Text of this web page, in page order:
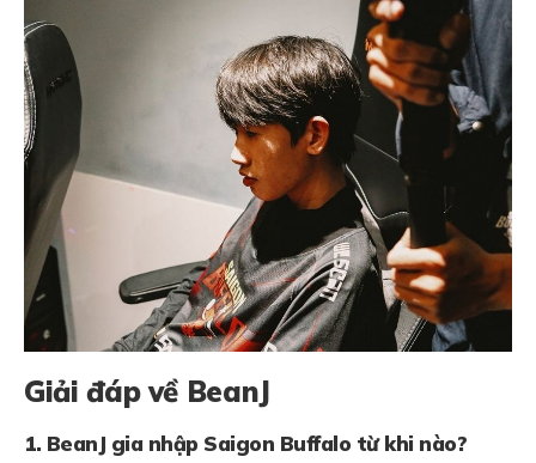
Giải đáp về BeanJ
1. BeanJ gia nhập Saigon Buffalo từ khi nào?